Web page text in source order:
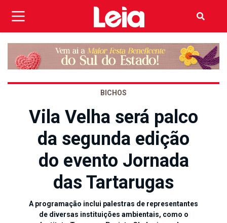
BICHOS
Vila Velha será palco
da segunda edição
do evento Jornada
das Tartarugas
A programação inclui palestras de representantes
de diversas instituições ambientais, como o